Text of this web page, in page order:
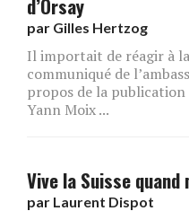
d’Orsay
par Gilles Hertzog
Il importait de réagir à
communiqué de
propos de la
Yann Moix ...
Vive la Suisse quand
par Laurent Dispot